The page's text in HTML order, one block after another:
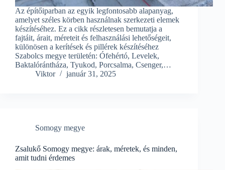
Az építőiparban az egyik legfontosabb alapanyag,
amelyet széles körben használnak szerkezeti elemek
készítéséhez. Ez a cikk részletesen bemutatja a
fajtáit, árait, méreteit és felhasználási lehetőségeit,
különösen a kerítések és pillérek készítéséhez
Szabolcs megye területén: Ófehértó, Levelek,
Baktalórántháza, Tyukod, Porcsalma, Csenger,…
Viktor
január 31, 2025
Somogy megye
Zsalukő Somogy megye: árak, méretek, és minden,
amit tudni érdemes